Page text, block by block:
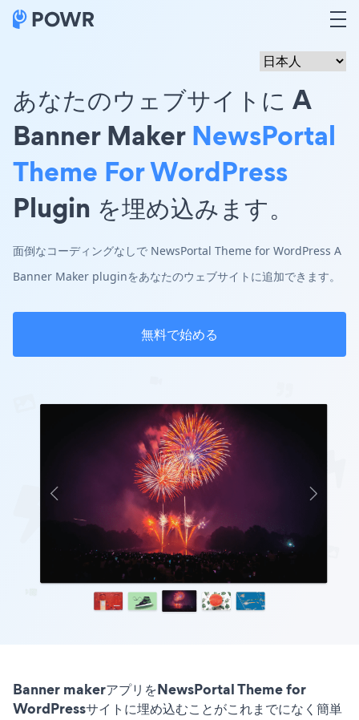
あなたのウェブサイトに A
Banner MakerNewsPortal
Theme For WordPress
Plugin を埋め込みます。
面倒なコーディングなしで NewsPortal Theme for WordPress A
Banner Maker pluginをあなたのウェブサイトに追加できます。
無料で始める
Banner makerアプリをNewsPortal Theme for
WordPressサイトに埋め込むことがこれまでになく簡単